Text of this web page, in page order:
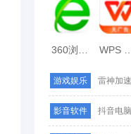
游戏娱乐 雷神加
影音软件 抖音电